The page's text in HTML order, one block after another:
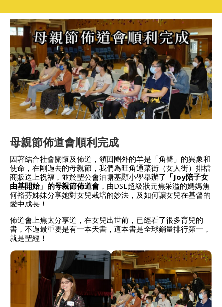
母親節佈道會順利完成
因著結合社會關懷及佈道，領回圈外的羊是「角聲」的異象和
使命，在剛過去的母親節，我們為旺角通菜街（女人街）排檔
商販送上祝福，並於聖公會油塘基顯小學舉辦了 「Joy陪子女
由基開始」的母親節佈道會 ，由DSE超級狀元焦采溢的媽媽焦
何裕芬姊妹分享她對女兒栽培的妙法，及如何讓女兒在基督的
愛中成長！
佈道會上焦太分享道，在女兒出世前，已經看了很多育兒的
書，不過最重要是有一本天書，這本書是全球銷量排行第一，
就是聖經！